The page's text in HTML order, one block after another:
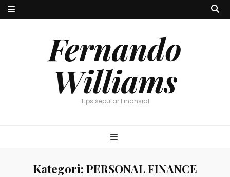
Fernando
Williams
Tips seputar Finansial
Kategori: PERSONAL FINANCE